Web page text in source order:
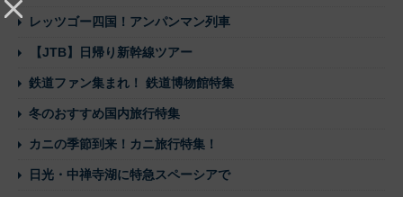
レッツゴー四国！アンパンマン列車
【JTB】日帰り新幹線ツアー
鉄道ファン集まれ！ 鉄道博物館特集
冬のおすすめ国内旅行特集
カニの季節到来！カニ旅行特集！
日光・中禅寺湖に特急スペーシアで